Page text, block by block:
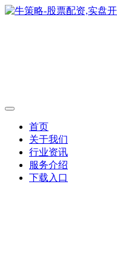
首页
关于我们
行业资讯
服务介绍
下载入口